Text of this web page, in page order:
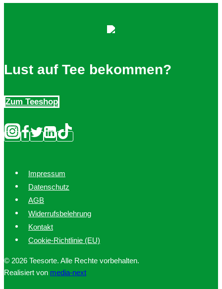
Lust auf Tee bekommen?
Zum Teeshop
Impressum
Datenschutz
AGB
Widerrufsbelehrung
Kontakt
Cookie-Richtlinie (EU)
© 2026 Teesorte. Alle Rechte vorbehalten.
Realisiert von media-next